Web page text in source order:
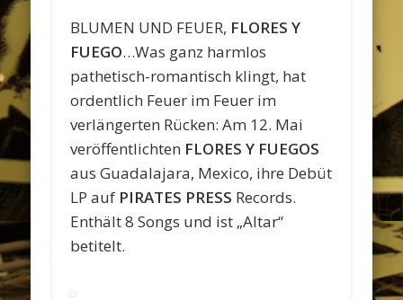
BLUMEN UND FEUER, FLORES Y
FUEGO…Was ganz harmlos
pathetisch-romantisch klingt, hat
ordentlich Feuer im Feuer im
verlängerten Rücken: Am 12. Mai
veröffentlichten FLORES Y FUEGOS
aus Guadalajara, Mexico, ihre Debüt
LP auf PIRATES PRESS Records.
Enthält 8 Songs und ist „Altar“
betitelt.